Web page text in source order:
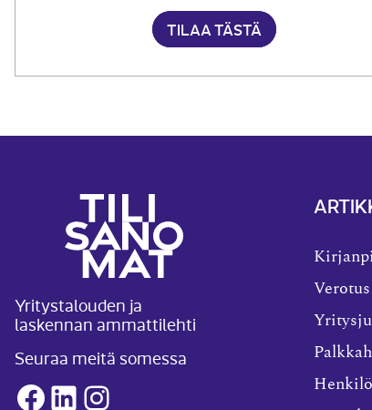
TILAA TÄSTÄ
Yritystalouden ja
laskennan ammattilehti
Seuraa meitä somessa
Facebook
LinkedInInstagram
Verotus